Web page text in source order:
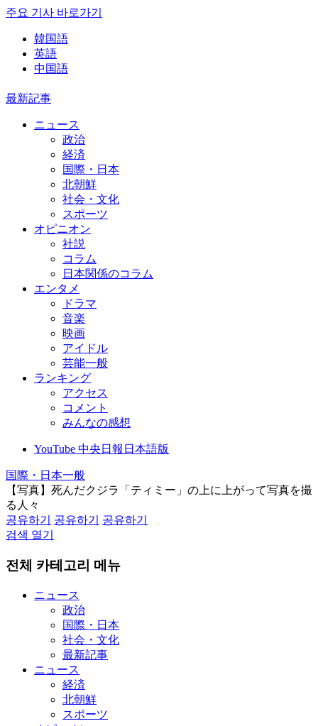
주요 기사 바로가기
韓国語
英語
中国語
最新記事
ニュース
政治
経済
国際・日本
北朝鮮
社会・文化
スポーツ
オピニオン
社説
コラム
日本関係のコラム
エンタメ
ドラマ
音楽
映画
アイドル
芸能一般
ランキング
アクセス
コメント
みんなの感想
YouTube 中央日報日本語版
国際・日本一般
【写真】死んだクジラ「ティミー」の上に上がって写真を撮
る人々
공유하기
공유하기
공유하기
검색 열기
전체 카테고리 메뉴
ニュース
政治
国際・日本
社会・文化
最新記事
ニュース
経済
北朝鮮
スポーツ